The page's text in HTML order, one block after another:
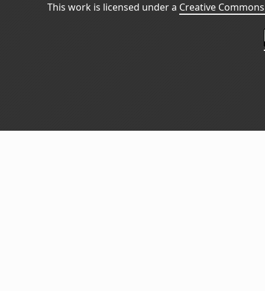
This work is licensed under a Creative